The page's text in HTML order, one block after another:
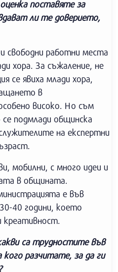
поставяте за
ли те доверието,
свободни работни места
хора. За съжаление, не
се явиха млади хора,
в
високо. Но съм
подмлади общинска
на експертни
мобилни, с много идеи и
в общината.
е във
40 години, което
креативност.
са трудностите във
разчитате, за да ги